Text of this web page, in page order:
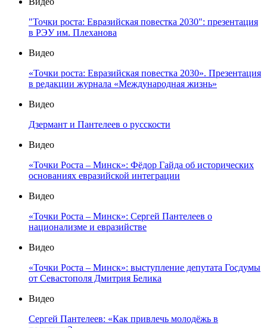
"Точки роста: Евразийская повестка 2030": презентация
в РЭУ им. Плеханова
Видео
«Точки роста: Евразийская повестка 2030». Презентация
в редакции журнала «Международная жизнь»
Видео
Дзермант и Пантелеев о русскости
Видео
«Точки Роста – Минск»: Фёдор Гайда об исторических
основаниях евразийской интеграции
Видео
«Точки Роста – Минск»: Сергей Пантелеев о
национализме и евразийстве
Видео
«Точки Роста – Минск»: выступление депутата Госдумы
от Севастополя Дмитрия Белика
Видео
Сергей Пантелеев: «Как привлечь молодёжь в